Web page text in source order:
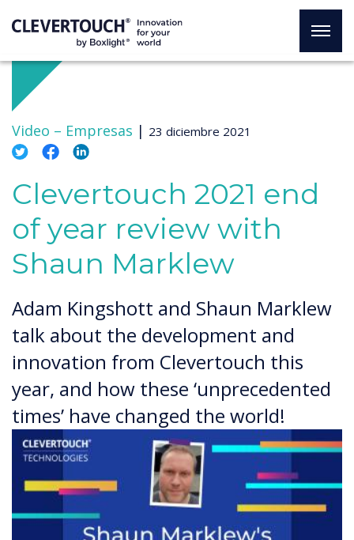
Video – Empresas | 23 diciembre 2021
Clevertouch 2021 end
of year review with
Shaun Marklew
Adam Kingshott and Shaun Marklew
talk about the development and
innovation from Clevertouch this
year, and how these ‘unprecedented
times’ have changed the world!